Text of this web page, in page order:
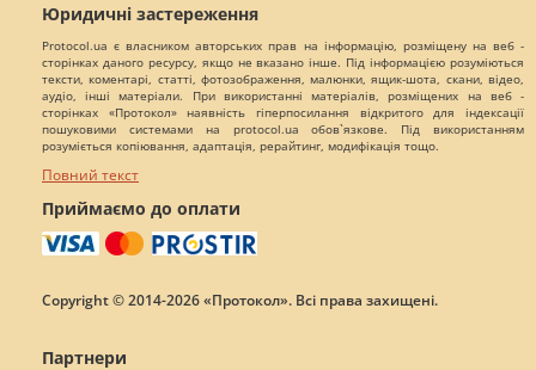
Юридичні застереження
Protocol.ua є власником авторських прав на інформацію, розміщену на веб -
сторінках даного ресурсу, якщо не вказано інше. Під інформацією розуміються
тексти, коментарі, статті, фотозображення, малюнки, ящик-шота, скани, відео,
аудіо, інші матеріали. При використанні матеріалів, розміщених на веб -
сторінках «Протокол» наявність гіперпосилання відкритого для індексації
пошуковими системами на protocol.ua обов`язкове. Під використанням
розуміється копіювання, адаптація, рерайтинг, модифікація тощо.
Повний текст
Приймаємо до оплати
Copyright © 2014-2026 «Протокол». Всі права захищені.
Партнери